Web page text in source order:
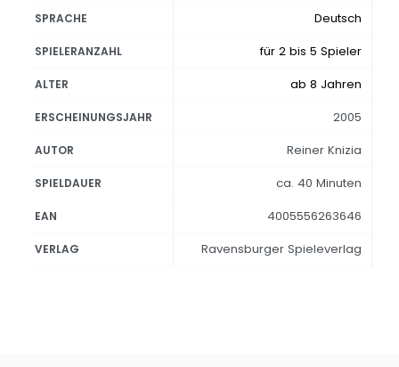
SPRACHE Deutsch
SPIELERANZAHL für 2 bis 5 Spieler
ALTER ab 8 Jahren
ERSCHEINUNGSJAHR 2005
AUTOR Reiner Knizia
SPIELDAUER ca. 40 Minuten
EAN 4005556263646
VERLAG Ravensburger Spieleverlag